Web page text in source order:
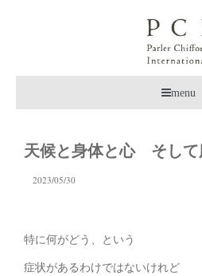
menu
天候と身体と心 そして
2023/05/30
特に何がどう、という
症状があるわけではないけれど